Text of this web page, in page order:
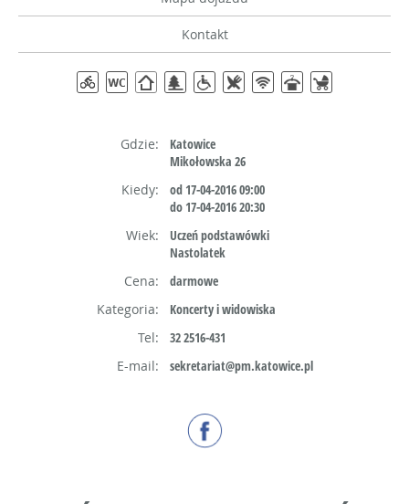
Kontakt
Gdzie:
Katowice
Mikołowska 26
Kiedy:
od 17-04-2016 09:00
do 17-04-2016 20:30
Wiek:
Uczeń podstawówki
Nastolatek
Cena:
darmowe
Kategoria:
Koncerty i widowiska
Tel:
32 2516-431
E-mail:
sekretariat@pm.katowice.pl